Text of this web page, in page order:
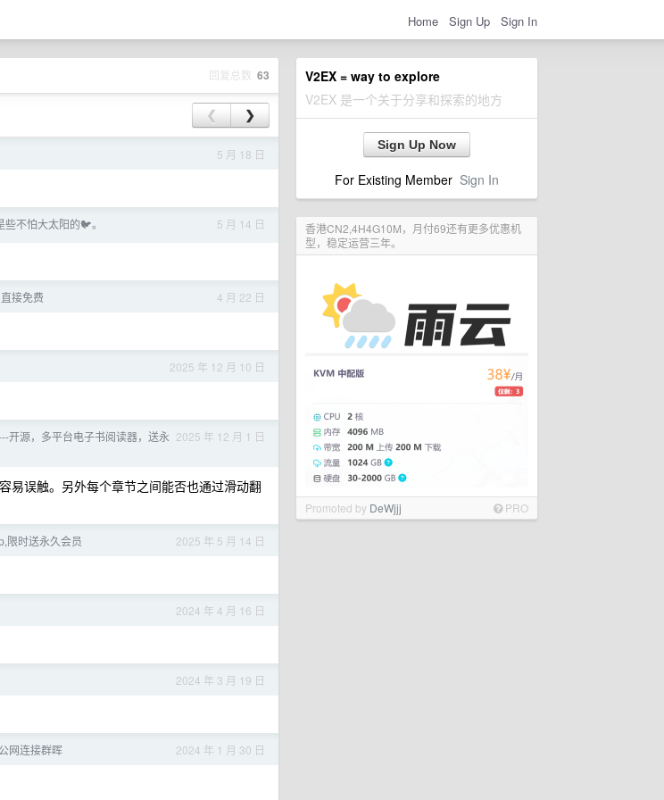
Home Sign Up Sign In
V2EX = way to explore
V2EX 是一个关于分享和探索的地方
Sign Up Now
For Existing Member Sign In
香港CN2,4H4G10M，月付69还有更多优惠机
型，稳定运营三年。
Promoted by DeWjjj PRO
回复总数 63
❮ ❯
5 月 18 日
5 月 14 日
不怕大太阳的🐦。
4 月 22 日
接免费
2025 年 12 月 10 日
2025 年 12 月 1 日
开源，多平台电子书阅读器，送永
易误触。另外每个章节之间能否也通过滑动翻
2025 年 5 月 14 日
限时送永久会员
2024 年 4 月 16 日
2024 年 3 月 19 日
2024 年 1 月 30 日
网连接群晖